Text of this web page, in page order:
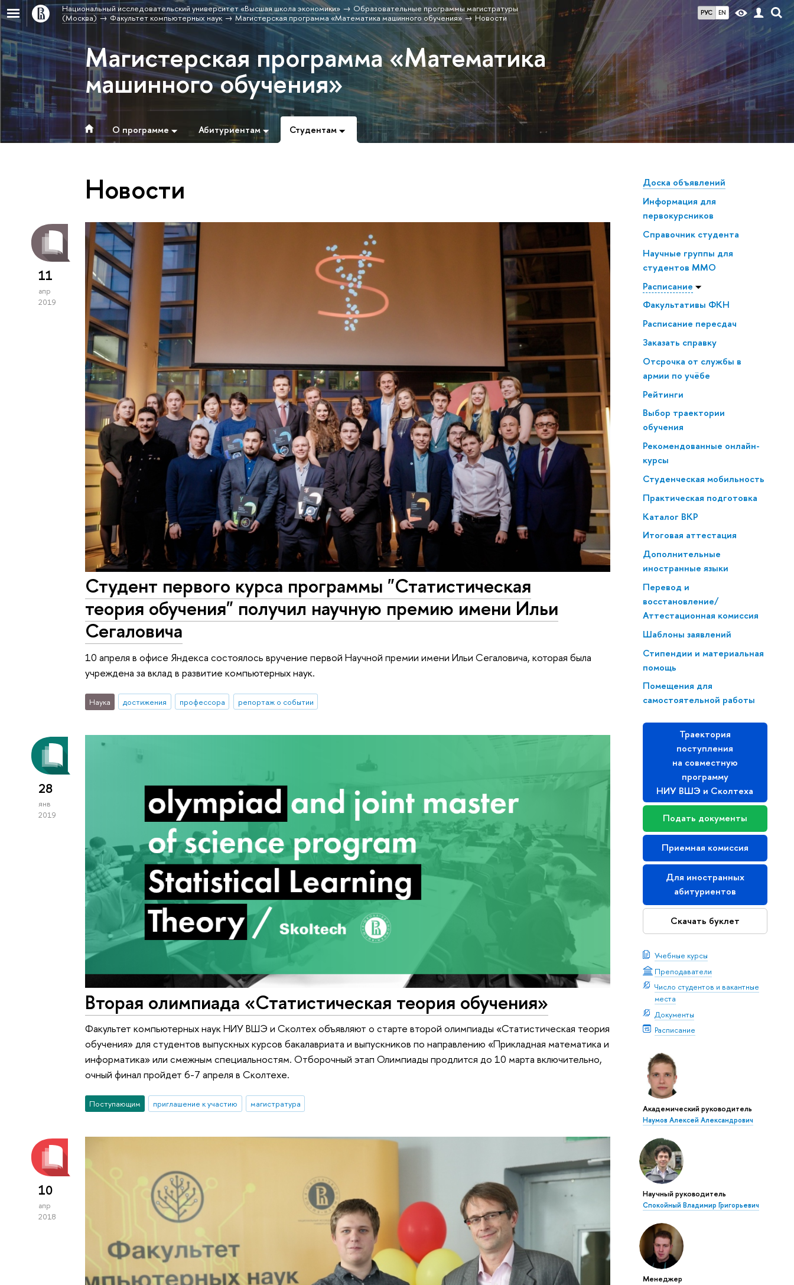
РУС EN
Национальный исследовательский университет «Высшая школа экономики»
Образовательные программы магистратуры
(Москва)
Факультет компьютерных наук Магистерская программа «Математика машинного обучения» Новости
Магистерская программа «Математика
машинного обучения»
О программе Абитуриентам Студентам
Доска объявлений
Информация для
первокурсников
Справочник студента
Научные группы для
студентов ММО
Расписание
Факультативы ФКН
Расписание пересдач
Заказать справку
Отсрочка от службы в
армии по учёбе
Рейтинги
Выбор траектории
обучения
Рекомендованные онлайн-
курсы
Студенческая мобильность
Практическая подготовка
Каталог ВКР
Итоговая аттестация
Дополнительные
иностранные языки
Перевод и
восстановление/
Аттестационная комиссия
Шаблоны заявлений
Стипендии и материальная
помощь
Помещения для
самостоятельной работы
Траектория
поступления
на совместную
программу
НИУ ВШЭ и Сколтеха
Подать документы
Приемная комиссия
Для иностранных
абитуриентов
Скачать буклет
Учебные курсы
Преподаватели
Число студентов и вакантные
места
Документы
Расписание
Академический руководитель
Наумов Алексей Александрович
Научный руководитель
Спокойный Владимир Григорьевич
Менеджер
Новости
11
апр
2019
Студент первого курса программы "Статистическая
теория обучения" получил научную премию имени Ильи
Сегаловича
10 апреля в офисе Яндекса состоялось вручение первой Научной премии имени Ильи Сегаловича, которая была
учреждена за вклад в развитие компьютерных наук.
Наука достижения профессора репортаж о событии
28
янв
2019
Вторая олимпиада «Статистическая теория обучения»
Факультет компьютерных наук НИУ ВШЭ и Сколтех объявляют о старте второй олимпиады «Статистическая теория
обучения» для студентов выпускных курсов бакалавриата и выпускников по направлению «Прикладная математика и
информатика» или смежным специальностям. Отборочный этап Олимпиады продлится до 10 марта включительно,
очный финал пройдет 6-7 апреля в Сколтехе.
Поступающим приглашение к участию магистратура
10
апр
2018